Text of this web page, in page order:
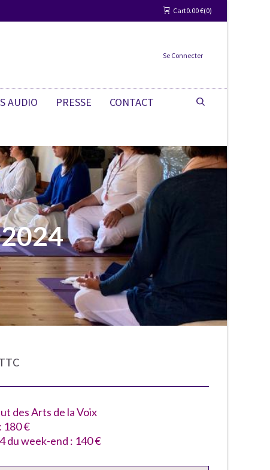
Cart0.00€ 0
Se Connecter
AUDIO PRESSE CONTACT
2024
des Arts de la Voix
180 €
du week-end : 140 €